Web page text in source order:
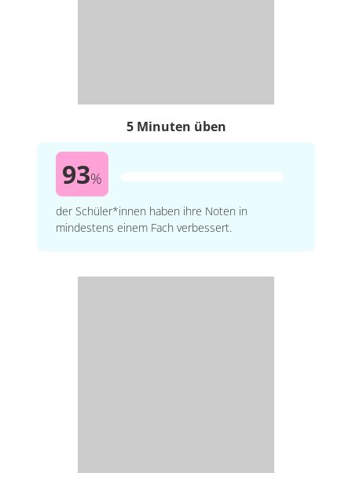
5 Minuten üben
93%
der Schüler*innen haben ihre Noten in
mindestens einem Fach verbessert.